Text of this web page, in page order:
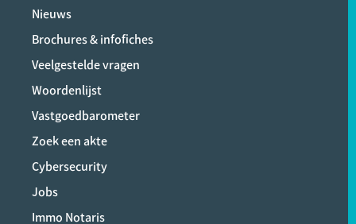
Nieuws
Brochures & infofiches
Veelgestelde vragen
Woordenlijst
Vastgoedbarometer
Zoek een akte
Cybersecurity
Jobs
Immo Notaris